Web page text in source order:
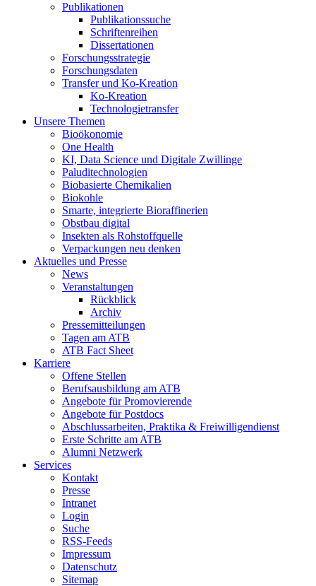
Publikationen
Publikationssuche
Schriftenreihen
Dissertationen
Forschungsstrategie
Forschungsdaten
Transfer und Ko-Kreation
Ko-Kreation
Technologietransfer
Unsere Themen
Bioökonomie
One Health
KI, Data Science und Digitale Zwillinge
Paluditechnologien
Biobasierte Chemikalien
Biokohle
Smarte, integrierte Bioraffinerien
Obstbau digital
Insekten als Rohstoffquelle
Verpackungen neu denken
Aktuelles und Presse
News
Veranstaltungen
Rückblick
Archiv
Pressemitteilungen
Tagen am ATB
ATB Fact Sheet
Karriere
Offene Stellen
Berufsausbildung am ATB
Angebote für Promovierende
Angebote für Postdocs
Abschlussarbeiten, Praktika & Freiwilligendienst
Erste Schritte am ATB
Alumni Netzwerk
Services
Kontakt
Presse
Intranet
Login
Suche
RSS-Feeds
Impressum
Datenschutz
Sitemap